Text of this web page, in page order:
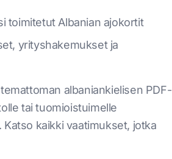
toimitetut Albanian ajokortit
yrityshakemukset ja
albaniankielisen PDF-
tai tuomioistuimelle
kaikki vaatimukset, jotka